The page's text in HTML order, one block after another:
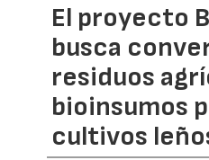
El proyecto
busca
residuos
bioinsumos
cultivos